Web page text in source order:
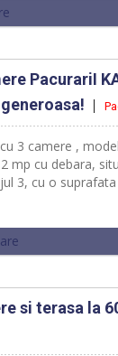
PacurariI
3 camere ,
mp cu debara,
3, cu o
si terasa la